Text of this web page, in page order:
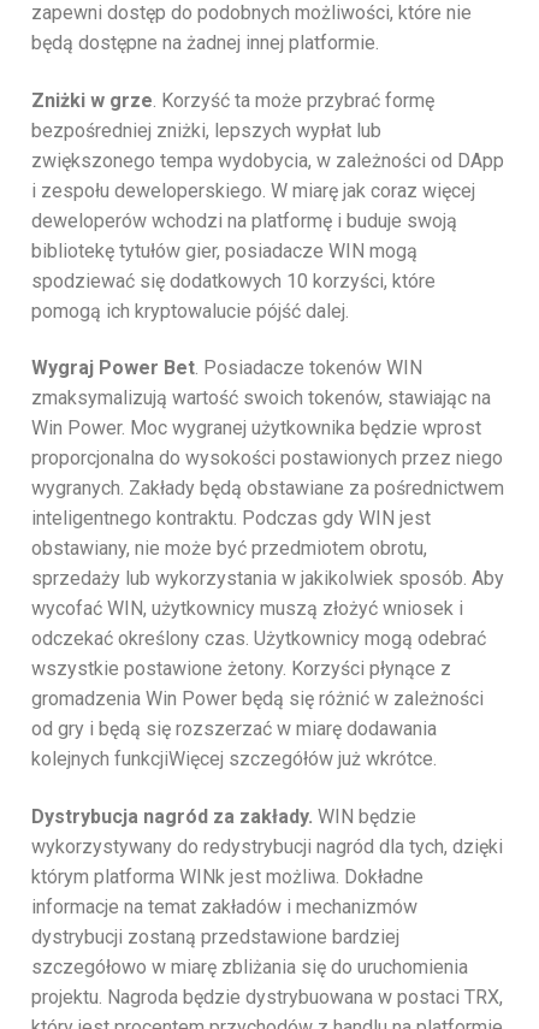
zapewni dostęp do podobnych możliwości, które nie
będą dostępne na żadnej innej platformie.
Zniżki w grze . Korzyść ta może przybrać formę
bezpośredniej zniżki, lepszych wypłat lub
zwiększonego tempa wydobycia, w zależności od DApp
i zespołu deweloperskiego. W miarę jak coraz więcej
deweloperów wchodzi na platformę i buduje swoją
bibliotekę tytułów gier, posiadacze WIN mogą
spodziewać się dodatkowych 10 korzyści, które
pomogą ich kryptowalucie pójść dalej.
Wygraj Power Bet. Posiadacze tokenów WIN
zmaksymalizują wartość swoich tokenów, stawiając na
Win Power. Moc wygranej użytkownika będzie wprost
proporcjonalna do wysokości postawionych przez niego
wygranych. Zakłady będą obstawiane za pośrednictwem
inteligentnego kontraktu. Podczas gdy WIN jest
obstawiany, nie może być przedmiotem obrotu,
sprzedaży lub wykorzystania w jakikolwiek sposób. Aby
wycofać WIN, użytkownicy muszą złożyć wniosek i
odczekać określony czas. Użytkownicy mogą odebrać
wszystkie postawione żetony. Korzyści płynące z
gromadzenia Win Power będą się różnić w zależności
od gry i będą się rozszerzać w miarę dodawania
kolejnych funkcjiWięcej szczegółów już wkrótce.
Dystrybucja nagród za zakłady. WIN będzie
wykorzystywany do redystrybucji nagród dla tych, dzięki
którym platforma WINk jest możliwa. Dokładne
informacje na temat zakładów i mechanizmów
dystrybucji zostaną przedstawione bardziej
szczegółowo w miarę zbliżania się do uruchomienia
projektu. Nagroda będzie dystrybuowana w postaci TRX,